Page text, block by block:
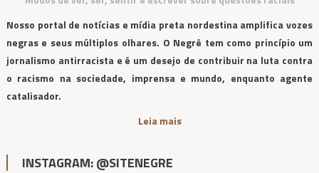
Nosso portal de notícias e mídia preta nordestina amplifica vozes
negras e seus múltiplos olhares. O Negrê tem como princípio um
jornalismo antirracista e é um desejo de contribuir na luta contra
o racismo na sociedade, imprensa e mundo, enquanto agente
catalisador.
Leia mais
INSTAGRAM: @SITENEGRE